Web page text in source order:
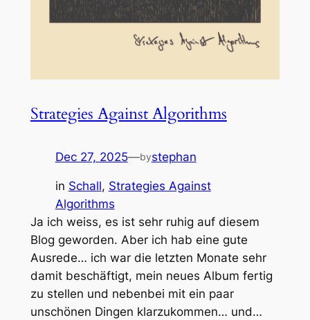
Strategies Against Algorithms
Dec 27, 2025—bystephan
in Schall, Strategies Against
Algorithms
Ja ich weiss, es ist sehr ruhig auf diesem
Blog geworden. Aber ich hab eine gute
Ausrede… ich war die letzten Monate sehr
damit beschäftigt, mein neues Album fertig
zu stellen und nebenbei mit ein paar
unschönen Dingen klarzukommen… und…